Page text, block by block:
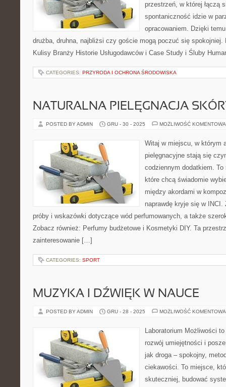
przestrzeń, w której łączą
spontaniczność idzie w
opracowaniem. Dzięki
drużba, druhna, najbliżsi czy goście mogą poczuć się spokojniej.
Kulisy Branży Historie Usługodawców i Case Study i Śluby
CATEGORIES: PRZYRODA I OCHRONA ŚRODOWISKA
NATURALNA PIELĘGNACJA
POSTED BY ADMIN GRU - 30 - 2025 MOŻLIWOŚĆ
Witaj w miejscu, w którym
pielęgnacyjne stają się
codziennym dodatkiem.
które chcą świadomie
między akordami w
naprawdę kryje się w
próby i wskazówki dotyczące wód perfumowanych, a także
Zobacz również: Perfumy budżetowe i Kosmetyki DIY. Ta
zainteresowanie […]
CATEGORIES: SPORT
MUZYKA I DŹWIĘK W NAUCE
POSTED BY ADMIN GRU - 28 - 2025 MOŻLIWOŚĆ
Laboratorium Możliwości
rozwój umiejętności i
jak droga – spokojny,
ciekawości. To miejsce,
skuteczniej, budować